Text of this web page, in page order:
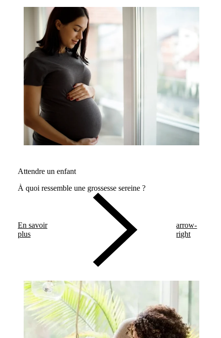
Attendre un enfant
À quoi ressemble une grossesse sereine ?
En savoir
plus
arrow-
right